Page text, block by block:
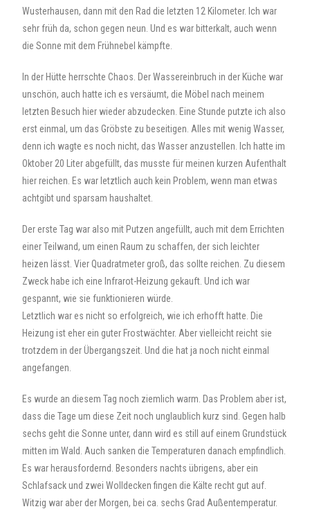
Wusterhausen, dann mit den Rad die letzten 12 Kilometer. Ich war
sehr früh da, schon gegen neun. Und es war bitterkalt, auch wenn
die Sonne mit dem Frühnebel kämpfte.
In der Hütte herrschte Chaos. Der Wassereinbruch in der Küche war
unschön, auch hatte ich es versäumt, die Möbel nach meinem
letzten Besuch hier wieder abzudecken. Eine Stunde putzte ich also
erst einmal, um das Gröbste zu beseitigen. Alles mit wenig Wasser,
denn ich wagte es noch nicht, das Wasser anzustellen. Ich hatte im
Oktober 20 Liter abgefüllt, das musste für meinen kurzen Aufenthalt
hier reichen. Es war letztlich auch kein Problem, wenn man etwas
achtgibt und sparsam haushaltet.
Der erste Tag war also mit Putzen angefüllt, auch mit dem Errichten
einer Teilwand, um einen Raum zu schaffen, der sich leichter
heizen lässt. Vier Quadratmeter groß, das sollte reichen. Zu diesem
Zweck habe ich eine Infrarot-Heizung gekauft. Und ich war
gespannt, wie sie funktionieren würde.
Letztlich war es nicht so erfolgreich, wie ich erhofft hatte. Die
Heizung ist eher ein guter Frostwächter. Aber vielleicht reicht sie
trotzdem in der Übergangszeit. Und die hat ja noch nicht einmal
angefangen.
Es wurde an diesem Tag noch ziemlich warm. Das Problem aber ist,
dass die Tage um diese Zeit noch unglaublich kurz sind. Gegen halb
sechs geht die Sonne unter, dann wird es still auf einem Grundstück
mitten im Wald. Auch sanken die Temperaturen danach empfindlich.
Es war herausfordernd. Besonders nachts übrigens, aber ein
Schlafsack und zwei Wolldecken fingen die Kälte recht gut auf.
Witzig war aber der Morgen, bei ca. sechs Grad Außentemperatur.